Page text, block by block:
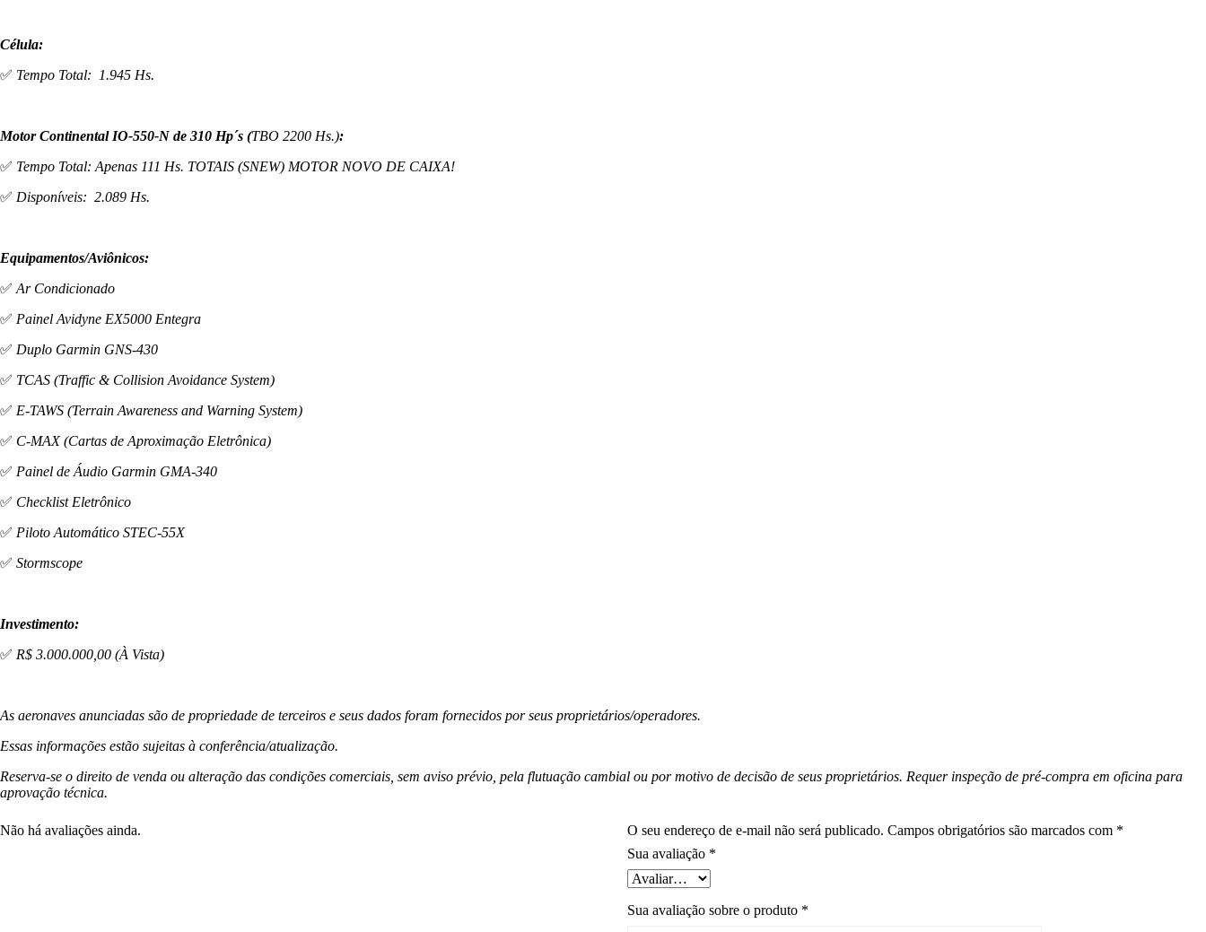
Célula:
✅ Tempo Total: 1.945 Hs.
Motor Continental IO-550-N de 310 Hp´s (TBO 2200 Hs.):
✅ Tempo Total: Apenas 111 Hs. TOTAIS (SNEW) MOTOR NOVO DE CAIXA!
✅ Disponíveis: 2.089 Hs.
Equipamentos/Aviônicos:
✅ Ar Condicionado
✅ Painel Avidyne EX5000 Entegra
✅ Duplo Garmin GNS-430
✅ TCAS (Traffic & Collision Avoidance System)
✅ E-TAWS (Terrain Awareness and Warning System)
✅ C-MAX (Cartas de Aproximação Eletrônica)
✅ Painel de Áudio Garmin GMA-340
✅ Checklist Eletrônico
✅ Piloto Automático STEC-55X
✅ Stormscope
Investimento:
✅ R$ 3.000.000,00 (À Vista)
As aeronaves anunciadas são de propriedade de terceiros e seus dados foram fornecidos por seus proprietários/operadores.
Essas informações estão sujeitas à conferência/atualização.
Reserva-se o direito de venda ou alteração das condições comerciais, sem aviso prévio, pela flutuação cambial ou por motivo de decisão de seus proprietários. Requer inspeção de pré-compra em oficina para
aprovação técnica.
Não há avaliações ainda. O seu endereço de e-mail não será publicado. Campos obrigatórios são marcados com *
Sua avaliação *
Sua avaliação sobre o produto *